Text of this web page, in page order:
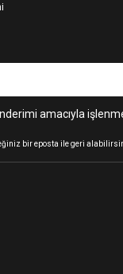
amacıyla
bir eposta ile geri